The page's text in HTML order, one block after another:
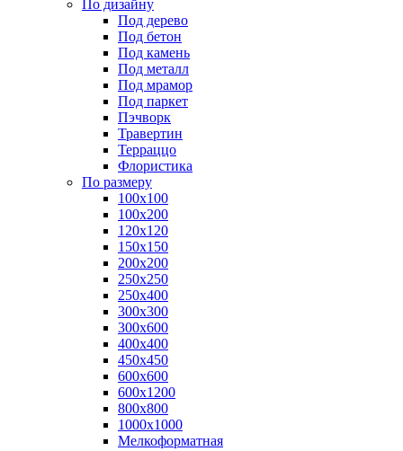
По дизайну
Под дерево
Под бетон
Под камень
Под металл
Под мрамор
Под паркет
Пэчворк
Травертин
Терраццо
Флористика
По размеру
100х100
100х200
120х120
150х150
200х200
250х250
250х400
300х300
300х600
400х400
450х450
600х600
600х1200
800х800
1000х1000
Мелкоформатная